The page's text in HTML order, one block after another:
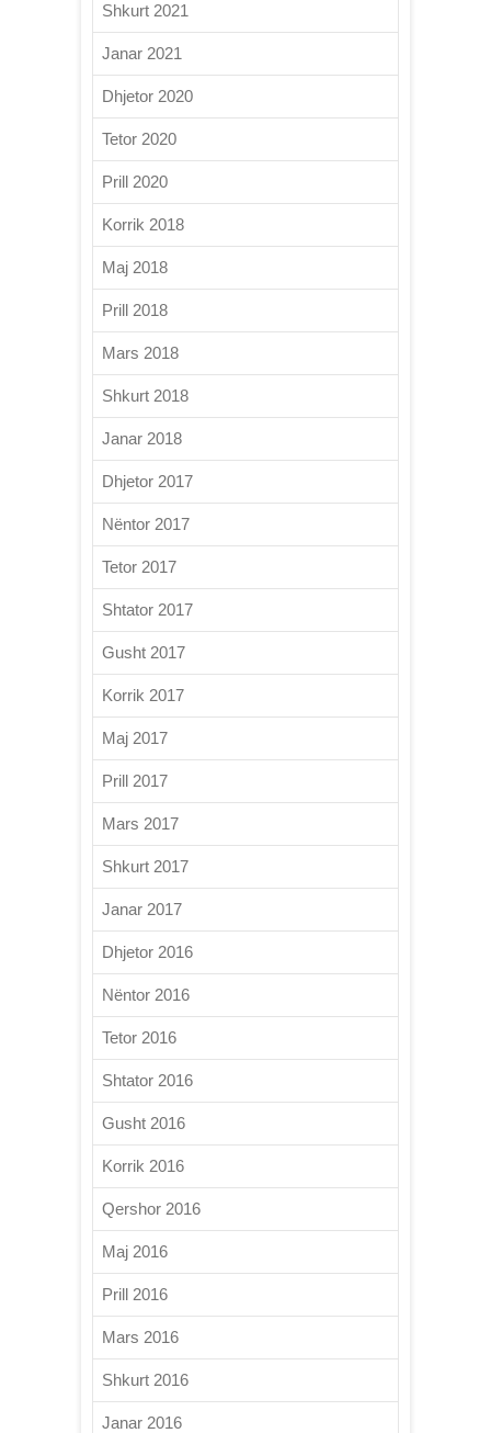
Shkurt 2021
Janar 2021
Dhjetor 2020
Tetor 2020
Prill 2020
Korrik 2018
Maj 2018
Prill 2018
Mars 2018
Shkurt 2018
Janar 2018
Dhjetor 2017
Nëntor 2017
Tetor 2017
Shtator 2017
Gusht 2017
Korrik 2017
Maj 2017
Prill 2017
Mars 2017
Shkurt 2017
Janar 2017
Dhjetor 2016
Nëntor 2016
Tetor 2016
Shtator 2016
Gusht 2016
Korrik 2016
Qershor 2016
Maj 2016
Prill 2016
Mars 2016
Shkurt 2016
Janar 2016